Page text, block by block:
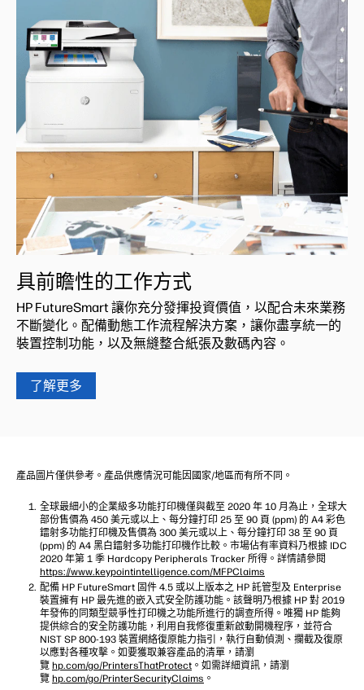
具前瞻性的工作方式
HP FutureSmart 讓你充分發揮投資價值，以配合未來業務
不斷變化。配備動態工作流程解決方案，讓你盡享統一的
裝置控制功能，以及無縫整合紙張及數碼內容。
了解更多
產品圖片僅供參考。產品供應情況可能因國家/地區而有所不同。
全球最細小的企業級多功能打印機僅與截至 2020 年 10 月為止，全球大
部份售價為 450 美元或以上、每分鐘打印 25 至 90 頁 (ppm) 的 A4 彩色
鐳射多功能打印機及售價為 300 美元或以上、每分鐘打印 38 至 90 頁
(ppm) 的 A4 黑白鐳射多功能打印機作比較。市場佔有率資料乃根據 IDC
2020 年第 1 季 Hardcopy Peripherals Tracker 所得。詳情請參閱
https://www.keypointintelligence.com/MFPClaims
配備 HP FutureSmart 固件 4.5 或以上版本之 HP 託管型及 Enterprise
裝置擁有 HP 最先進的嵌入式安全防護功能。該聲明乃根據 HP 對 2019
年發佈的同類型競爭性打印機之功能所進行的調查所得。唯獨 HP 能夠
提供綜合的安全防護功能，利用自我修復重新啟動開機程序，並符合
NIST SP 800-193 裝置網絡復原能力指引，執行自動偵測、攔截及復原
以應對各種攻擊。如要獲取兼容產品的清單，請瀏
覽 hp.com/go/PrintersThatProtect 。如需詳細資訊，請瀏
覽 hp.com/go/PrinterSecurityClaims 。